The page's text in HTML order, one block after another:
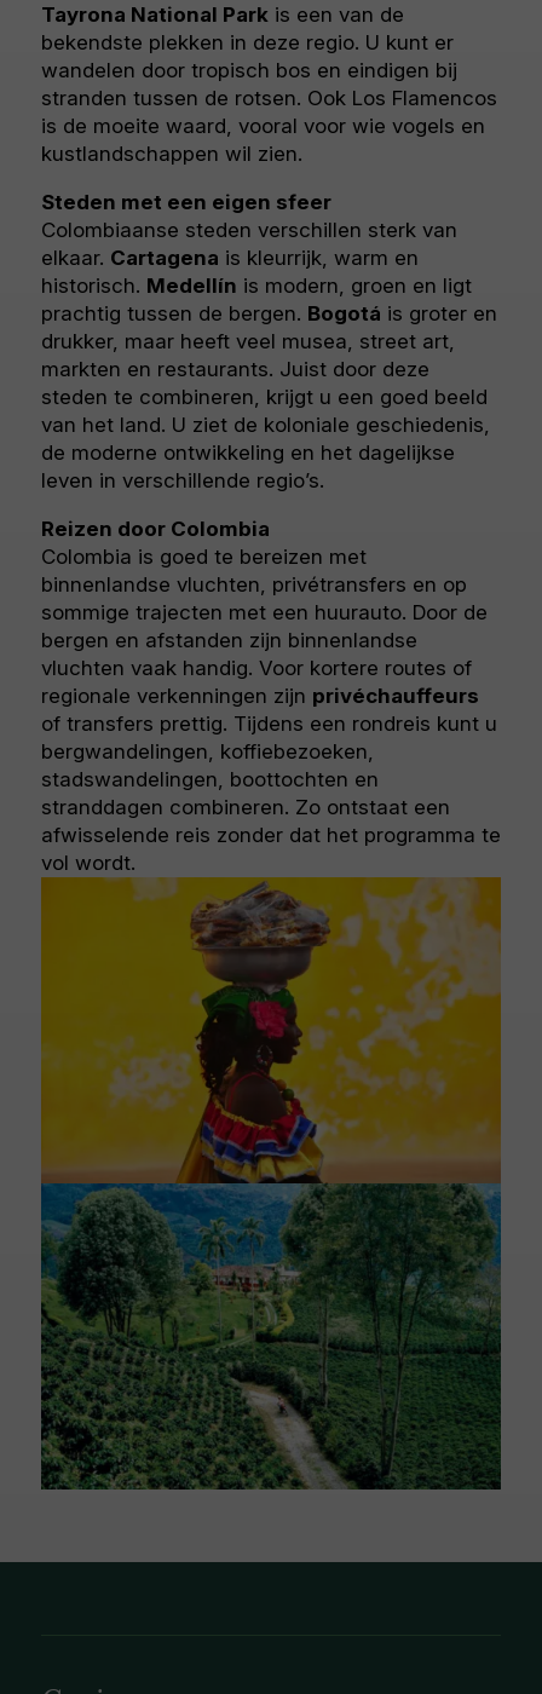
Tayrona National Park is een van de
bekendste plekken in deze regio. U kunt er
wandelen door tropisch bos en eindigen bij
stranden tussen de rotsen. Ook Los Flamencos
is de moeite waard, vooral voor wie vogels en
kustlandschappen wil zien.
Steden met een eigen sfeer
Colombiaanse steden verschillen sterk van
elkaar. Cartagena is kleurrijk, warm en
historisch. Medellín is modern, groen en ligt
prachtig tussen de bergen. Bogotá is groter en
drukker, maar heeft veel musea, street art,
markten en restaurants. Juist door deze
steden te combineren, krijgt u een goed beeld
van het land. U ziet de koloniale geschiedenis,
de moderne ontwikkeling en het dagelijkse
leven in verschillende regio’s.
Reizen door Colombia
Colombia is goed te bereizen met
binnenlandse vluchten, privétransfers en op
sommige trajecten met een huurauto. Door de
bergen en afstanden zijn binnenlandse
vluchten vaak handig. Voor kortere routes of
regionale verkenningen zijn privéchauffeurs
of transfers prettig. Tijdens een rondreis kunt u
bergwandelingen, koffiebezoeken,
stadswandelingen, boottochten en
stranddagen combineren. Zo ontstaat een
afwisselende reis zonder dat het programma te
vol wordt.